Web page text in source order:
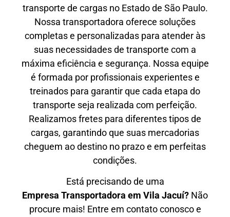
transporte de cargas no Estado de São Paulo.
Nossa transportadora oferece soluções
completas e personalizadas para atender às
suas necessidades de transporte com a
máxima eficiência e segurança. Nossa equipe
é formada por profissionais experientes e
treinados para garantir que cada etapa do
transporte seja realizada com perfeição.
Realizamos fretes para diferentes tipos de
cargas, garantindo que suas mercadorias
cheguem ao destino no prazo e em perfeitas
condições.
Está precisando de uma
Empresa Transportadora em Vila Jacuí? Não
procure mais! Entre em contato conosco e